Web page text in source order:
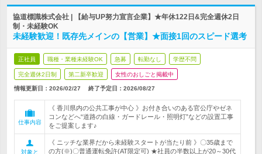
協道標識株式会社 | 【給与UP努力宣言企業】★年休122日&完全週休2日
制・未経験OK
未経験歓迎！既存先メインの【営業】★面接1回のスピード選考
正社員 職種・業種未経験OK 急募 転勤なし 学歴不問
完全週休2日制 第二新卒歓迎 女性のおしごと掲載中
情報更新日：2026/02/27 終了予定日： 2026/08/27
仕事内容
《 香川県内の公共工事が中心 》お付き合いのある官公庁やゼネ
コンなどへ“道路の白線・ガードレール・照明灯”などの設置工事
をご提案します♪
対象と
《 ニッチな業界だから未経験スタートが当たり前 》〇35歳まで
の方(※)〇普通運転免許(AT限定可) ★社員の半数以上が20～30代